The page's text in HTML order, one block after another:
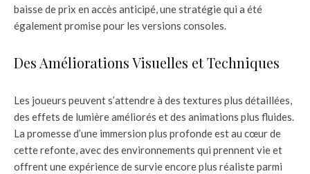
baisse de prix en accès anticipé, une stratégie qui a été
également promise pour les versions consoles.
Des Améliorations Visuelles et Techniques
Les joueurs peuvent s’attendre à des textures plus détaillées,
des effets de lumière améliorés et des animations plus fluides.
La promesse d’une immersion plus profonde est au cœur de
cette refonte, avec des environnements qui prennent vie et
offrent une expérience de survie encore plus réaliste parmi